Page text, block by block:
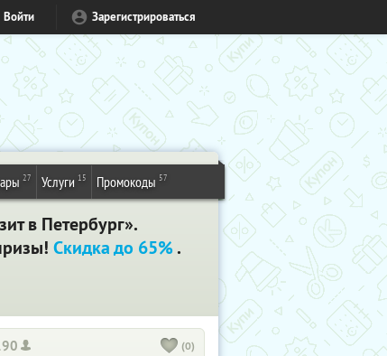
Войти Зарегистрироваться
27 Услуги 15 Промокоды 57
в Петербург».
Скидка до 65%.
(0)